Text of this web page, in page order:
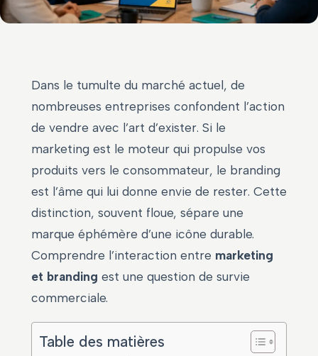
Dans le tumulte du marché actuel, de
nombreuses entreprises confondent l’action
de vendre avec l’art d’exister. Si le
marketing est le moteur qui propulse vos
produits vers le consommateur, le branding
est l’âme qui lui donne envie de rester. Cette
distinction, souvent floue, sépare une
marque éphémère d’une icône durable.
Comprendre l’interaction entre marketing
et branding est une question de survie
commerciale.
Table des matières